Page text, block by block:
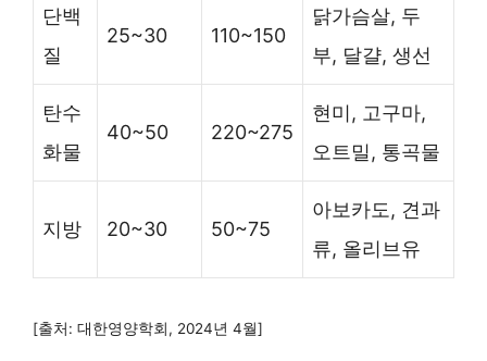
단백
질
25~30 110~150
닭가슴살, 두
부, 달걀, 생선
탄수
화물
40~50 220~275
현미, 고구마,
오트밀, 통곡물
지방 20~30 50~75
아보카도, 견과
류, 올리브유
[출처: 대한영양학회, 2024년 4월]